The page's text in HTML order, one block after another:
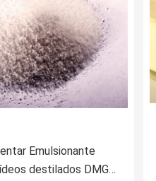
Emulsionante
destilados DMG